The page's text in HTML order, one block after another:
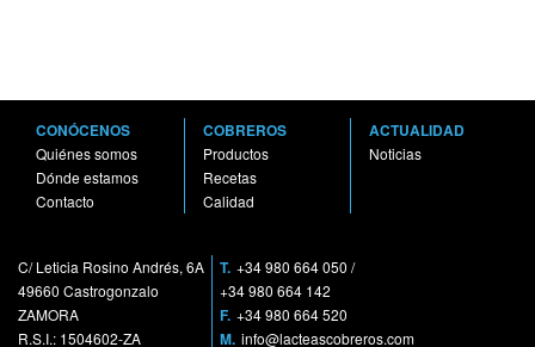
CONÓCENOS
Quiénes somos
Dónde estamos
Contacto
COBREROS
Productos
Recetas
Calidad
ACTUALIDAD
Noticias
C/ Leticia Rosino Andrés, 6A
49660 Castrogonzalo
ZAMORA
R.S.I.: 1504602-ZA
T. +34 980 664 050 /
+34 980 664 142
F. +34 980 664 520
M. info@lacteascobreros.com